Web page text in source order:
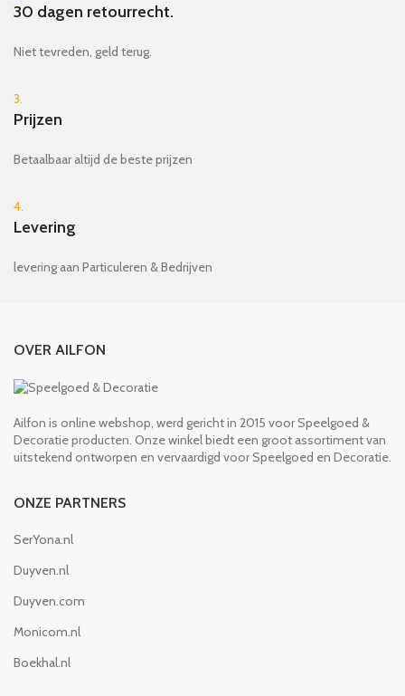
30 dagen retourrecht.
Niet tevreden, geld terug.
3.
Prijzen
Betaalbaar altijd de beste prijzen
4.
Levering
levering aan Particuleren & Bedrijven
OVER AILFON
Ailfon is online webshop, werd gericht in 2015 voor Speelgoed &
Decoratie producten. Onze winkel biedt een groot assortiment van
uitstekend ontworpen en vervaardigd voor Speelgoed en Decoratie.
ONZE PARTNERS
SerYona.nl
Duyven.nl
Duyven.com
Monicom.nl
Boekhal.nl